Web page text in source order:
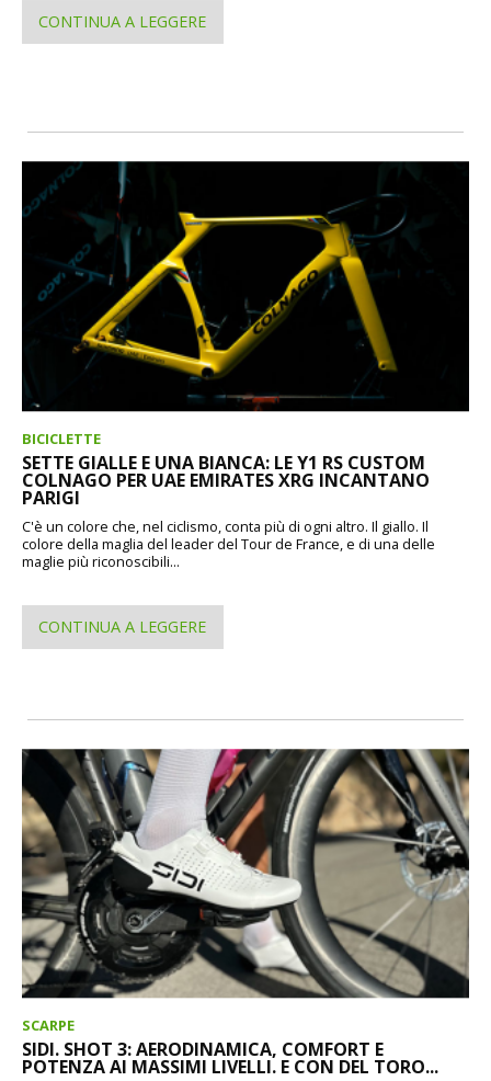
CONTINUA A LEGGERE
BICICLETTE
SETTE GIALLE E UNA BIANCA: LE Y1 RS CUSTOM
COLNAGO PER UAE EMIRATES XRG INCANTANO
PARIGI
C'è un colore che, nel ciclismo, conta più di ogni altro. Il giallo. Il
colore della maglia del leader del Tour de France, e di una delle
maglie più riconoscibili...
CONTINUA A LEGGERE
SCARPE
SIDI. SHOT 3: AERODINAMICA, COMFORT E
POTENZA AI MASSIMI LIVELLI. E CON DEL TORO...